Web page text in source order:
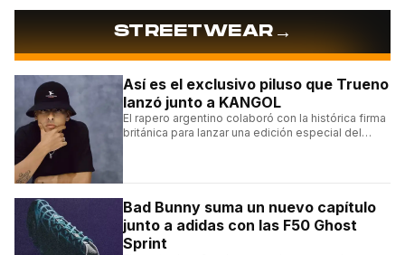
STREETWEAR→
Así es el exclusivo piluso que Trueno
lanzó junto a KANGOL
El rapero argentino colaboró con la histórica firma
británica para lanzar una edición especial del
Bad Bunny suma un nuevo capítulo
junto a adidas con las F50 Ghost
Sprint